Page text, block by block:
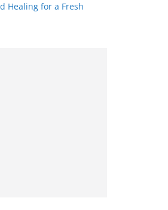
Healing for a Fresh